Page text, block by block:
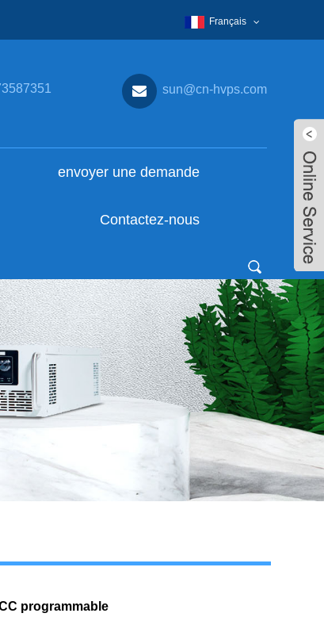
Français
sun@cn-hvps.com
envoyer une demande
Contactez-nous
programmable